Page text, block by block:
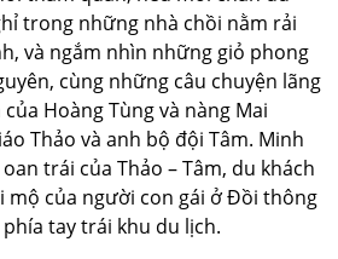
trong những nhà chồi nằm rải
và ngắm nhìn những giỏ phong
cùng những câu chuyện lãng
Hoàng Tùng và nàng Mai
Thảo và anh bộ đội Tâm. Minh
trái của Thảo – Tâm, du khách
mộ của người con gái ở Đồi thông
tay trái khu du lịch.